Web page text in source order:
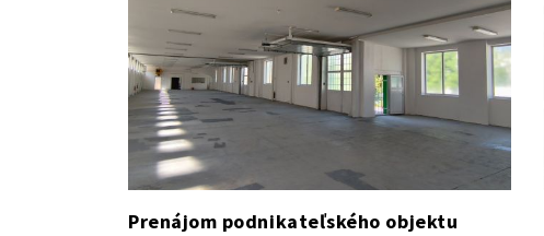
Prenájom podnikateľského objektu